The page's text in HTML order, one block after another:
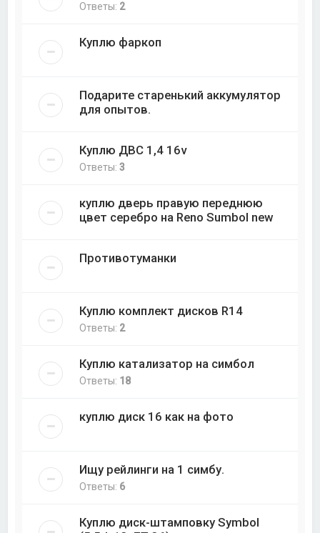
Ответы: 2
Куплю фаркоп
Подарите старенький аккумулятор
для опытов.
Куплю ДВС 1,4 16v
Ответы:3
куплю дверь правую переднюю
цвет серебро на Reno Sumbol new
Противотуманки
Куплю комплект дисков R14
Ответы: 2
Куплю катализатор на симбол
Ответы: 18
куплю диск 16 как на фото
Ищу рейлинги на 1 симбу.
Ответы: 6
Куплю диск-штамповку Symbol